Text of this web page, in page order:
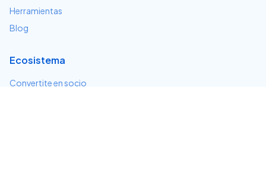
Herramientas
Blog
Ecosistema
Convertite en socio